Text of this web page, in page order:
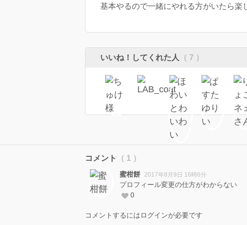
基本やるので一緒にやれる方がいたら楽
いいね！してくれた人 （ 7 ）
コメント （ 1 ）
蜜柑餅 2017年8月9日 16時6分
プロフィール変更の仕方がわからない
0
コメントするにはログインが必要です